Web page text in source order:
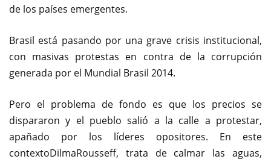
de los países emergentes.
Brasil está pasando por una grave crisis institucional,
con masivas protestas en contra de la corrupción
generada por el Mundial Brasil 2014.
Pero el problema de fondo es que los precios se
dispararon y el pueblo salió a la calle a protestar,
apañado por los líderes opositores. En este
contextoDilmaRousseff, trata de calmar las aguas,